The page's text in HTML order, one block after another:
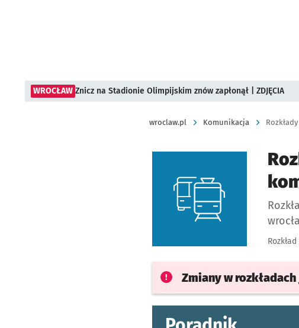
WROCŁAW Znicz na Stadionie Olimpijskim znów zapłonął | ZDJĘCIA
wroclaw.pl Komunikacja
Zmiany w rozkładach